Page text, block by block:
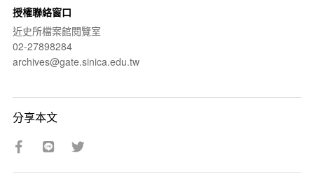
授權聯絡窗口
近史所檔案館閱覽室
02-27898284
archives@gate.sinica.edu.tw
分享本文